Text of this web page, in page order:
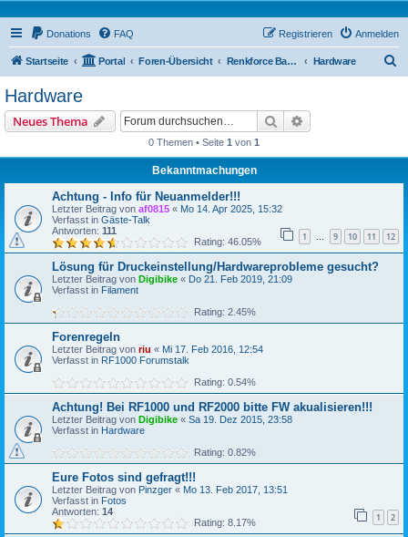
Donations FAQ Anmelden
Registrieren
Startseite Portal Foren-Übersicht Renkforce Basic Forum Hardware
Hardware
Neues Thema Suche
0 Themen • Seite 1 von 1
Bekanntmachungen
Achtung - Info für Neuanmelder!!!
Letzter Beitrag von af0815 « Mo 14. Apr 2025, 15:32
Verfasst in Gäste-Talk
Antworten: 111 1 … 9 10 11 12
Rating: 46.05%
Lösung für Druckeinstellung/Hardwareprobleme gesucht?
Letzter Beitrag von Digibike « Do 21. Feb 2019, 21:09
Verfasst in Filament
Rating: 2.45%
Forenregeln
Letzter Beitrag von riu « Mi 17. Feb 2016, 12:54
Verfasst in RF1000 Forumstalk
Rating: 0.54%
Achtung! Bei RF1000 und RF2000 bitte FW akualisieren!!!
Letzter Beitrag von Digibike « Sa 19. Dez 2015, 23:58
Verfasst in Hardware
Rating: 0.82%
Eure Fotos sind gefragt!!!
Letzter Beitrag von Pinzger « Mo 13. Feb 2017, 13:51
Verfasst in Fotos
Antworten: 14 1 2
Rating: 8.17%